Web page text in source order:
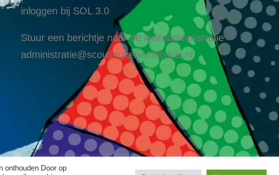
inloggen bij SOL 3.0
Stuur een berichtje naar de ledenadministratie
administratie@scoutinghellevoetsluis.nl
onthouden Door op